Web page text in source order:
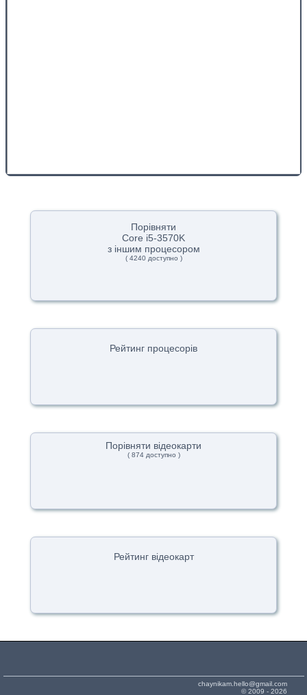
Порівняти
Core i5-3570K
з іншим процесором
( 4240 доступно )
Рейтинг процесорів
Порівняти відеокарти
( 874 доступно )
Рейтинг відеокарт
chaynikam.hello@gmail.com
© 2009 - 2026